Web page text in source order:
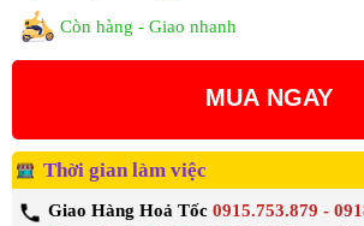
Còn hàng - Giao nhanh
MUA NGAY
Thời gian làm việc
Giao Hàng Hoả Tốc 0915.753.879 -